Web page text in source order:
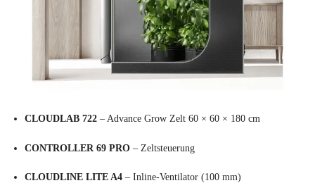
CLOUDLAB 722 – Advance Grow Zelt 60 × 60 × 180 cm
CONTROLLER 69 PRO – Zeltsteuerung
CLOUDLINE LITE A4 – Inline-Ventilator (100 mm)